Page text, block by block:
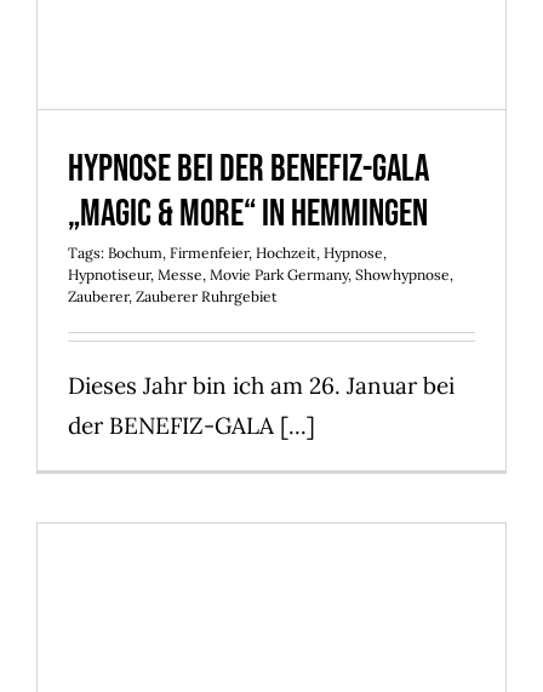
Hypnose bei der Benefiz-Gala
„Magic & More“ in Hemmingen
Tags: Bochum, Firmenfeier, Hochzeit, Hypnose,
Hypnotiseur, Messe, Movie Park Germany, Showhypnose,
Zauberer, Zauberer Ruhrgebiet
Dieses Jahr bin ich am 26. Januar bei
der BENEFIZ-GALA [...]